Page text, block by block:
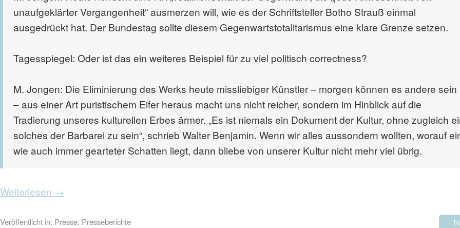
unaufgeklärter Vergangenheit“ ausmerzen will, wie es der Schriftsteller Botho Strauß einmal
ausgedrückt hat. Der Bundestag sollte diesem Gegenwartstotalitarismus eine klare Grenze setzen.
Tagesspiegel: Oder ist das ein weiteres Beispiel für zu viel politisch correctness?
M. Jongen: Die Eliminierung des Werks heute missliebiger Künstler – morgen können es andere sein
– aus einer Art puristischem Eifer heraus macht uns nicht reicher, sondern im Hinblick auf die
Tradierung unseres kulturellen Erbes ärmer. „Es ist niemals ein Dokument der Kultur, ohne zugleich
solches der Barbarei zu sein“, schrieb Walter Benjamin. Wenn wir alles aussondern wollten, worauf
wie auch immer gearteter Schatten liegt, dann bliebe von unserer Kultur nicht mehr viel übrig.
Weiterlesen →
Veröffentlicht in: Presse, Presseberichte